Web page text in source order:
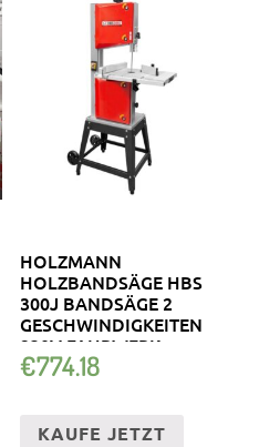
HOLZMANN
HOLZBANDSÄGE HBS
300J BANDSÄGE 2
GESCHWINDIGKEITEN
230V FAHRWERK
€774.18
KAUFE JETZT